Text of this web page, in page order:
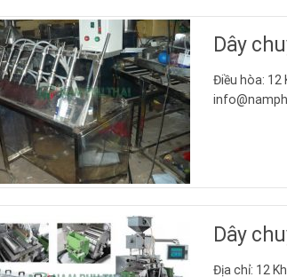
Dây
Điều hòa: 12
Dây
Địa chỉ: 12